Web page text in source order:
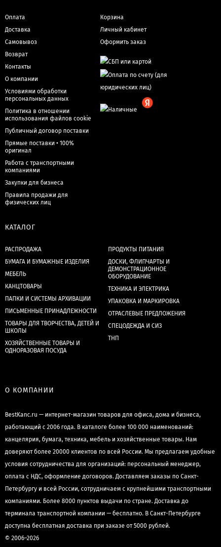
Оплата
Доставка
Самовывоз
Возврат
Контакты
О компании
Условиями обработки
персональных данных
Политика в отношении
использования файлов cookie
Публичный договор поставки
Прямые поставки • 100%
оригинал
Работа с транспортными
компаниями
Закупки для бизнеса
Правила продажи для
физических лиц
Корзина
Личный кабинет
Оформить заказ
КАТАЛОГ
РАСПРОДАЖА
БУМАГА И БУМАЖНЫЕ ИЗДЕЛИЯ
МЕБЕЛЬ
КАНЦТОВАРЫ
ПАПКИ И СИСТЕМЫ АРХИВАЦИИ
ПИСЬМЕННЫЕ ПРИНАДЛЕЖНОСТИ
ТОВАРЫ ДЛЯ ТВОРЧЕСТВА, ДЕТЕЙ И
ШКОЛЫ
ХОЗЯЙСТВЕННЫЕ ТОВАРЫ И
ОДНОРАЗОВАЯ ПОСУДА
ПРОДУКТЫ ПИТАНИЯ
ДОСКИ, ФЛИПЧАРТЫ И
ДЕМОНСТРАЦИОННОЕ
ОБОРУДОВАНИЕ
ТЕХНИКА И ЭЛЕКТРИКА
УПАКОВКА И МАРКИРОВКА
ОТРАСЛЕВЫЕ ПРЕДЛОЖЕНИЯ
СПЕЦОДЕЖДА И СИЗ
ТНП
О КОМПАНИИ
BestKanc.ru — интернет-магазин товаров для офиса, дома и бизнеса,
работающий с 2006 года. В каталоге более 100 000 наименований:
канцелярия, бумага, техника, мебель и хозяйственные товары. Нам
доверяют более 20000 клиентов по всей России. Мы предлагаем удобные
условия сотрудничества для организаций: персональный менеджер,
оплата с НДС, оформление договоров. Доставляем заказы по Санкт-
Петербургу и всей России, сотрудничаем с крупнейшими транспортными
компаниями. Более 8000 пунктов выдачи по стране. Доставка до
терминала транспортной компании — бесплатно. В Санкт-Петербурге
доступна бесплатная доставка при заказе от 5000 рублей.
© 2006–2026